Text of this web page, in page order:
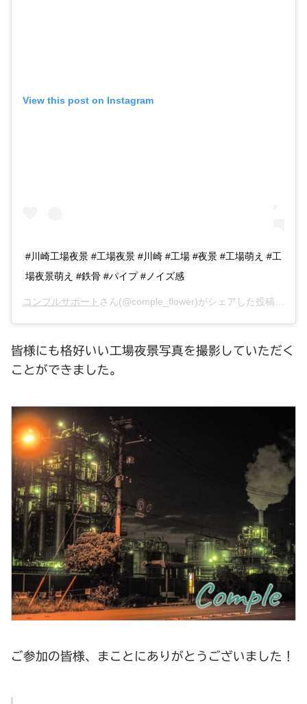
View this post on Instagram
#川崎工場夜景 #工場夜景 #川崎 #工場 #夜景 #工場萌え #工
場夜景萌え #鉄骨 #パイプ #ノイズ感
コンプルサポート さん(@comple_flower)がシェアした投稿 –
皆様にも格好いい工場夜景写真を撮影していただく
ことができました。
ご参加の皆様、まことにありがとうございました！